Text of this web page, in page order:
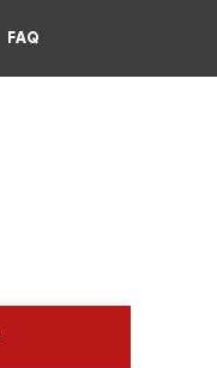
FAQ